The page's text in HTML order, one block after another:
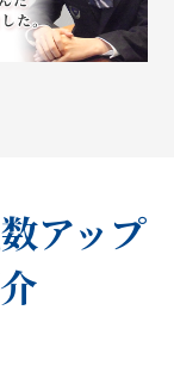
アップ